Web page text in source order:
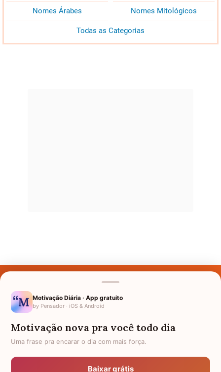
Nomes Árabes Nomes Mitológicos
Todas as Categorias
Nomes pelo Mundo
Política de Privacidade
Motivação Diária · App gratuito
by Pensador · iOS & Android
Motivação nova pra você todo dia
Uma frase pra encarar o dia com mais força.
Baixar grátis